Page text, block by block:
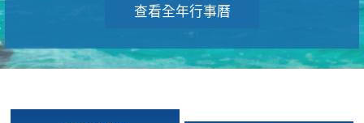
查看全年行事曆